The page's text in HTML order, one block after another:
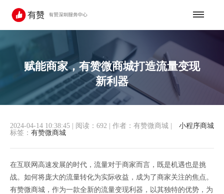
赋能商家，有赞微商城打造流量变现
新利器
小程序商城
2024-04-14 10:38:45 阅读：692 作者：有赞微商城
标签： 有赞微商城
在互联网高速发展的时代，流量对于商家而言，既是机遇也是挑
战。如何将庞大的流量转化为实际收益，成为了商家关注的焦点。
有赞微商城，作为一款全新的流量变现利器，以其独特的优势，为